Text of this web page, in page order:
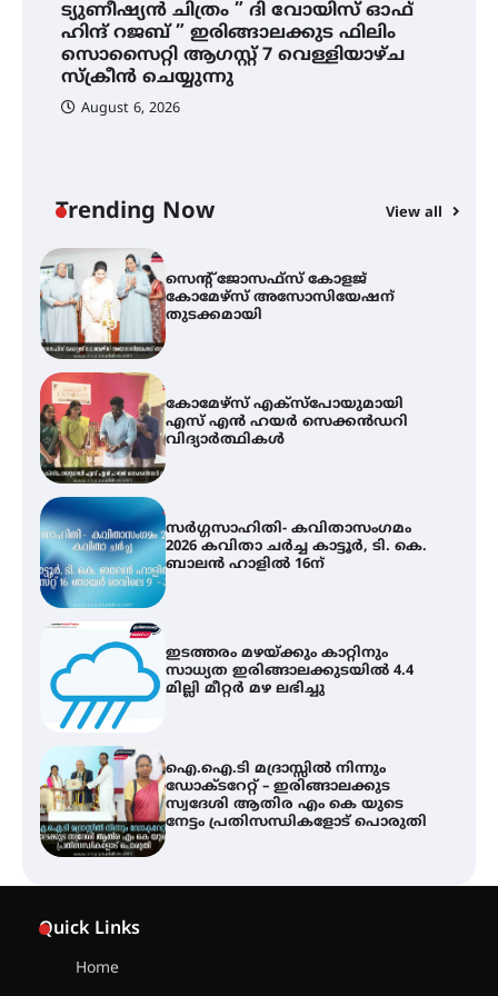
ട്യുണീഷ്യൻ ചിത്രം ” ദി വോയിസ് ഓഫ്
ഹിന്ദ് റജബ് ” ഇരിങ്ങാലക്കുട ഫിലിം
സൊസൈറ്റി ആഗസ്റ്റ് 7 വെള്ളിയാഴ്ച
സ്‌ക്രീൻ ചെയ്യുന്നു
August 6, 2026
Trending Now View all
ട്യുണീഷ്യൻ ചിത്രം ” ദി വോയിസ്
ഓഫ് ഹിന്ദ് റജബ് ” ഇരിങ്ങാലക്കുട
ഫിലിം സൊസൈറ്റി ആഗസ്റ്റ് 7
വെള്ളിയാഴ്ച സ്‌ക്രീൻ ചെയ്യുന്നു
കോമേഴ്സ് എക്സ്പോയുമായി
എസ് എൻ ഹയർ സെക്കൻഡറി
വിദ്യാർത്ഥികൾ
സർഗ്ഗസാഹിതി- കവിതാസംഗമം
2026 കവിതാ ചർച്ച കാട്ടൂർ, ടി. കെ.
ബാലൻ ഹാളിൽ 16ന്
ഇടത്തരം മഴയ്ക്കും കാറ്റിനും
സാധ്യത ഇരിങ്ങാലക്കുടയിൽ 4.4
മില്ലി മീറ്റർ മഴ ലഭിച്ചു
ഐ.ഐ.ടി മദ്രാസ്സിൽ നിന്നും
ഡോക്ടറേറ്റ് – ഇരിങ്ങാലക്കുട
സ്വദേശി ആതിര എം കെ യുടെ
നേട്ടം പ്രതിസന്ധികളോട് പൊരുതി
ട്യുണീഷ്യൻ ചിത്രം ” ദി വോയിസ്
ഓഫ് ഹിന്ദ് റജബ് ” ഇരിങ്ങാലക്കുട
ഫിലിം സൊസൈറ്റി ആഗസ്റ്റ് 7
വെള്ളിയാഴ്ച സ്‌ക്രീൻ ചെയ്യുന്നു
Quick Links
Home